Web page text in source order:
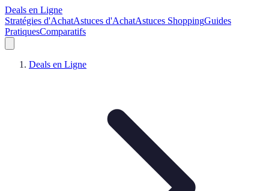
Deals en Ligne
Stratégies d'AchatAstuces d'AchatAstuces ShoppingGuides
PratiquesComparatifs
Deals en Ligne